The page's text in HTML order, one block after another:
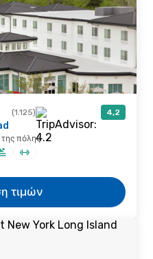
(1.125) 4,2
πόλης
τιμών